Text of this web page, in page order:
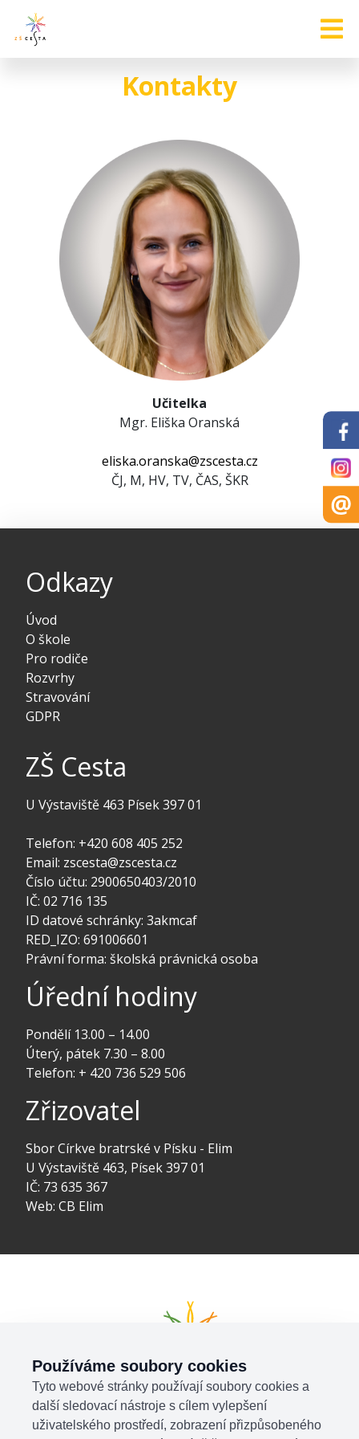
Kontakty
Učitelka
Mgr. Eliška Oranská
eliska.oranska@zscesta.cz
ČJ, M, HV, TV, ČAS, ŠKR
Odkazy
Úvod
O škole
Pro rodiče
Rozvrhy
Stravování
GDPR
ZŠ Cesta
U Výstaviště 463 Písek 397 01
Telefon: +420 608 405 252
Email: zscesta@zscesta.cz
Číslo účtu: 2900650403/2010
IČ: 02 716 135
ID datové schránky: 3akmcaf
RED_IZO: 691006601
Právní forma: školská právnická osoba
Úřední hodiny
Pondělí 13.00 – 14.00
Úterý, pátek 7.30 – 8.00
Telefon: + 420 736 529 506
Zřizovatel
Sbor Církve bratrské v Písku - Elim
U Výstaviště 463, Písek 397 01
IČ: 73 635 367
Web: CB Elim
Používáme soubory cookies
Tyto webové stránky používají soubory cookies a
další sledovací nástroje s cílem vylepšení
uživatelského prostředí, zobrazení přizpůsobeného